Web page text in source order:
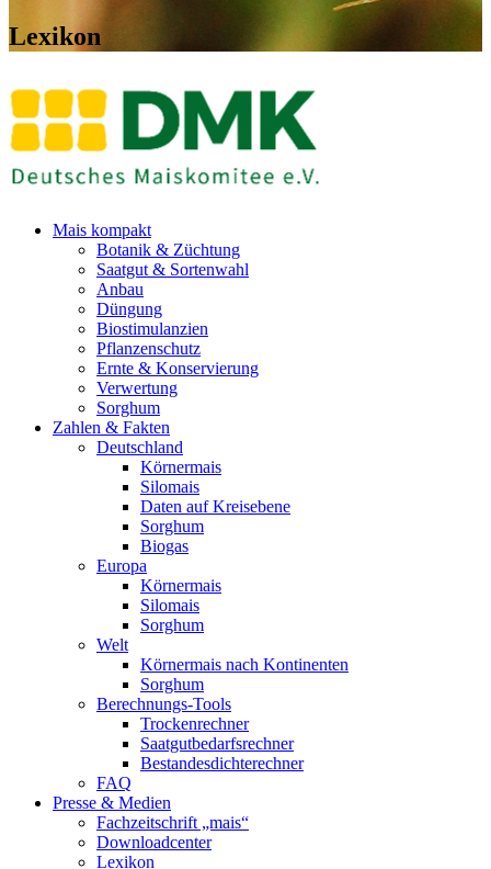
Lexikon
Mais kompakt
Botanik & Züchtung
Saatgut & Sortenwahl
Anbau
Düngung
Biostimulanzien
Pflanzenschutz
Ernte & Konservierung
Verwertung
Sorghum
Zahlen & Fakten
Deutschland
Körnermais
Silomais
Daten auf Kreisebene
Sorghum
Biogas
Europa
Körnermais
Silomais
Sorghum
Welt
Körnermais nach Kontinenten
Sorghum
Berechnungs-Tools
Trockenrechner
Saatgutbedarfsrechner
Bestandesdichterechner
FAQ
Presse & Medien
Fachzeitschrift „mais“
Downloadcenter
Lexikon